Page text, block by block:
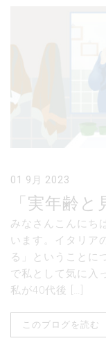
01 9月 2023
「実年齢と
みなさんこんにち
います。イタリア
る」ということに
で私として気に入
私が40代後 […]
このブログを読む